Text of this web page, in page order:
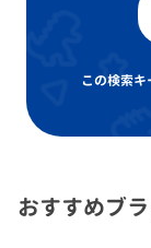
この検索キ
おすすめブ